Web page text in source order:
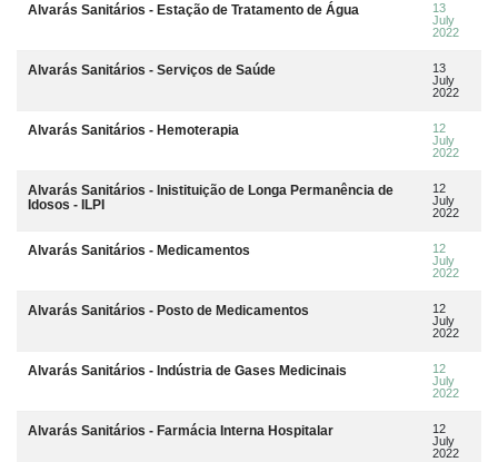
Alvarás Sanitários - Estação de Tratamento de Água
13
July
2022
Alvarás Sanitários - Serviços de Saúde
13
July
2022
Alvarás Sanitários - Hemoterapia
12
July
2022
Alvarás Sanitários - Inistituição de Longa Permanência de
Idosos - ILPI
12
July
2022
Alvarás Sanitários - Medicamentos
12
July
2022
Alvarás Sanitários - Posto de Medicamentos
12
July
2022
Alvarás Sanitários - Indústria de Gases Medicinais
12
July
2022
Alvarás Sanitários - Farmácia Interna Hospitalar
12
July
2022